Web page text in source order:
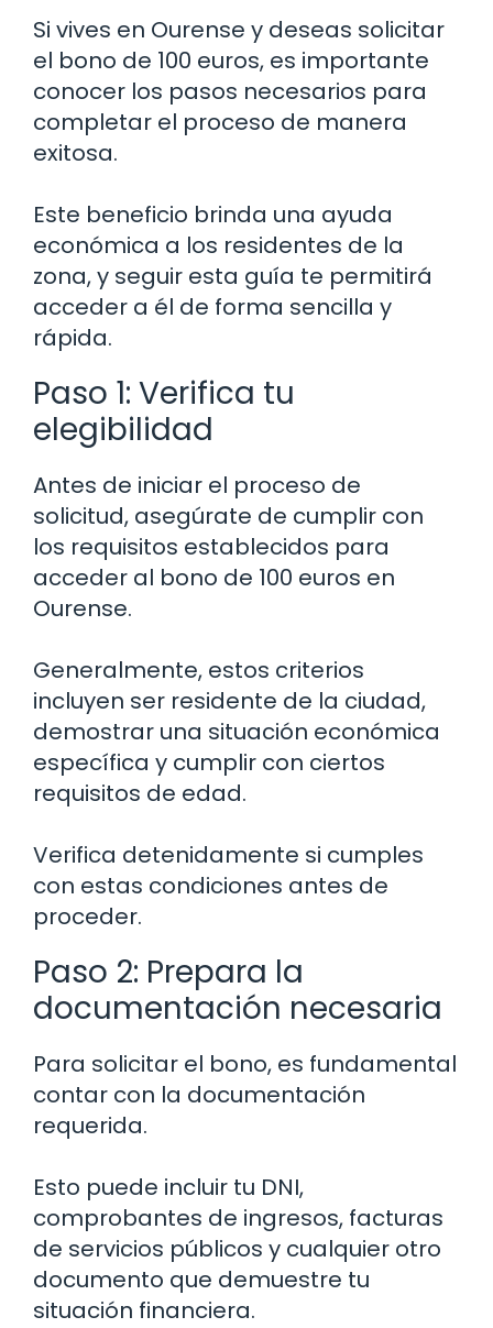
Si vives en Ourense y deseas solicitar
el bono de 100 euros, es importante
conocer los pasos necesarios para
completar el proceso de manera
exitosa.
Este beneficio brinda una ayuda
económica a los residentes de la
zona, y seguir esta guía te permitirá
acceder a él de forma sencilla y
rápida.
Paso 1: Verifica tu
elegibilidad
Antes de iniciar el proceso de
solicitud, asegúrate de cumplir con
los requisitos establecidos para
acceder al bono de 100 euros en
Ourense.
Generalmente, estos criterios
incluyen ser residente de la ciudad,
demostrar una situación económica
específica y cumplir con ciertos
requisitos de edad.
Verifica detenidamente si cumples
con estas condiciones antes de
proceder.
Paso 2: Prepara la
documentación necesaria
Para solicitar el bono, es fundamental
contar con la documentación
requerida.
Esto puede incluir tu DNI,
comprobantes de ingresos, facturas
de servicios públicos y cualquier otro
documento que demuestre tu
situación financiera.